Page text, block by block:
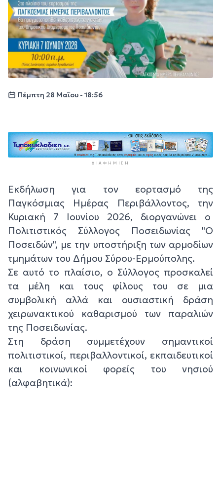
Πέμπτη 28 Μαΐου - 18:56
ΔΙΑΦΉΜΙΣΗ
Εκδήλωση για τον εορτασμό της
Παγκόσμιας Ημέρας Περιβάλλοντος, την
Κυριακή 7 Ιουνίου 2026, διοργανώνει ο
Πολιτιστικός Σύλλογος Ποσειδωνίας "Ο
Ποσειδών", με την υποστήριξη των αρμοδίων
τμημάτων του Δήμου Σύρου-Ερμούπολης.
Σε αυτό το πλαίσιο, ο Σύλλογος προσκαλεί
τα μέλη και τους φίλους του σε μια
συμβολική αλλά και ουσιαστική δράση
χειρωνακτικού καθαρισμού των παραλιών
της Ποσειδωνίας.
Στη δράση συμμετέχουν σημαντικοί
πολιτιστικοί, περιβαλλοντικοί, εκπαιδευτικοί
και κοινωνικοί φορείς του νησιού
(αλφαβητικά):